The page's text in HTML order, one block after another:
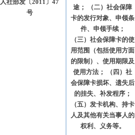
人社部发〔2011〕47
号
途； （二）社会保障
卡的发行对象、申领条
件、申领手续；
（三）社会保障卡的使
用范围（包括使用方面
的限制）、使用期限及
使用方法； （四）社
会保障卡损坏、遗失后
的挂失、补发程序；
（五）发卡机构、持卡
人及其他有关当事人的
权利、义务等。